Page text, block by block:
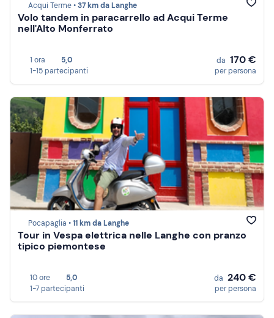
Acqui Terme •37 km da Langhe
Volo tandem in paracarrello ad Acqui Terme
nell'Alto Monferrato
1 ora
5,0
1-15 partecipanti
da 170 €
per persona
Pocapaglia •11 km da Langhe
Tour in Vespa elettrica nelle Langhe con pranzo
tipico piemontese
10 ore
5,0
1-7 partecipanti
da 240 €
per persona